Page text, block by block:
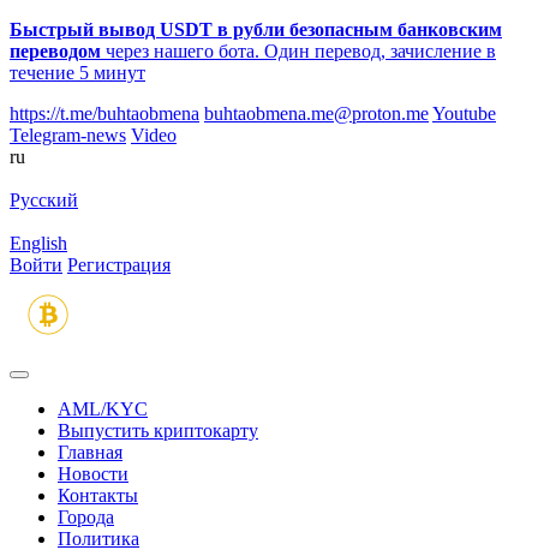
Быстрый вывод USDT в рубли безопасным банковским
переводом через нашего бота. Один перевод, зачисление в
течение 5 минут
https://t.me/buhtaobmena buhtaobmena.me@proton.meYoutube
Telegram-news Video
ru
Русский
English
Войти Регистрация
AML/KYC
Выпустить криптокарту
Главная
Новости
Контакты
Города
Политика